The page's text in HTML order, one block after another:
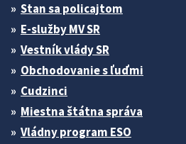
Stan sa policajtom
E-služby MV SR
Vestník vlády SR
Obchodovanie s ľuďmi
Cudzinci
Miestna štátna správa
Vládny program ESO